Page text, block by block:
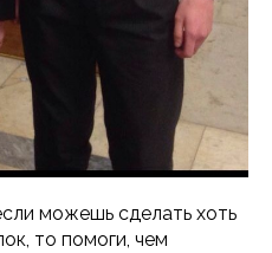
можешь сделать хоть
то помоги, чем